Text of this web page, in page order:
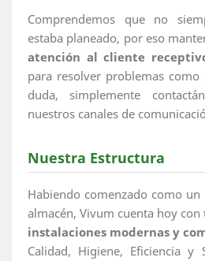
Comprendemos que no
estaba planeado, por eso
atención al cliente
para resolver problemas
duda, simplemente
nuestros canales de
Nuestra Estructura
Habiendo comenzado como
almacén, Vivum cuenta hoy con
instalaciones modernas y
Calidad, Higiene, Eficiencia y